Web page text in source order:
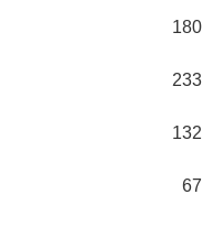
180
233
132
67